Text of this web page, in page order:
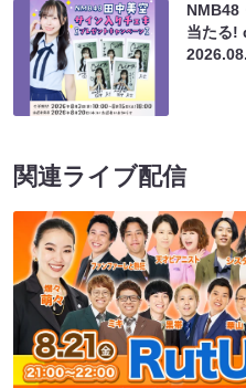
NMB48
当たる!
関連ライブ配信